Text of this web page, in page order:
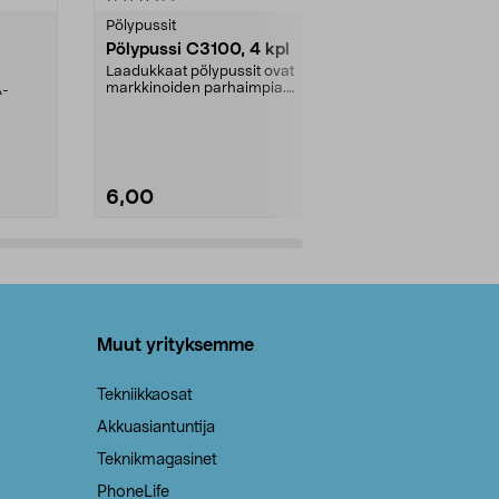
Pölypussit
Pölypussi C3100, 4 kpl
Laadukkaat pölypussit ovat
markkinoiden parhaimpia.
6,00
Muut yrityksemme
Tekniikkaosat
Akkuasiantuntija
Teknikmagasinet
PhoneLife